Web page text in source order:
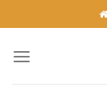
to
content